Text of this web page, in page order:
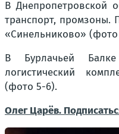
В Днепропетровской
транспорт, промзоны.
«Синельниково» (фото
В Бурлачьей
логистический
(фото 5-6).
Олег Царёв.